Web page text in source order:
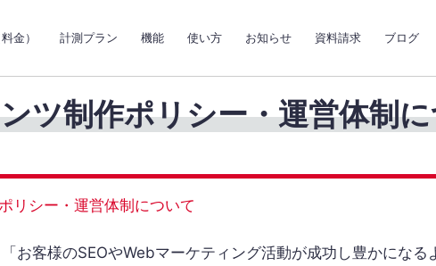
金） 計測プラン 機能 使い方 お知らせ 資料請求 ブログ
ツ制作ポリシー・運営体制
リシー・運営体制について
お客様のSEOやWebマーケティング活動が成功し豊かになる